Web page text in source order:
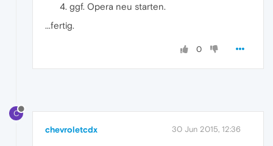
ggf. Opera neu starten.
...fertig.
0
C
chevroletcdx 30 Jun 2015, 12:36